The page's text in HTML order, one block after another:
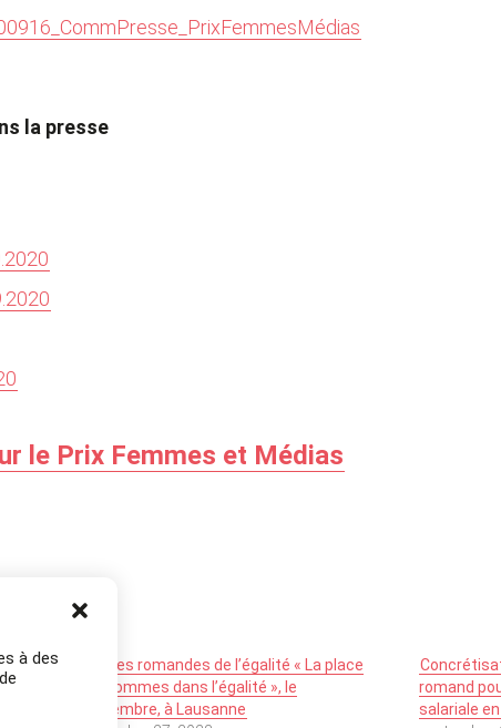
à des
la presse
le Prix Femmes et Médias
Assises romandes de l’égalité « La place
des hommes dans l’égalité », le
7décembre, à Lausanne
romand
salariale